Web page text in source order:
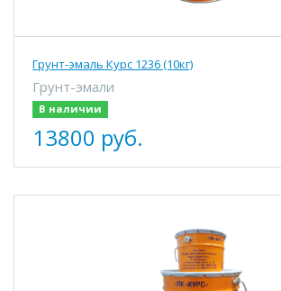
Грунт-эмаль Курс 1236 (10кг)
Грунт-эмали
В наличии
13800 руб.